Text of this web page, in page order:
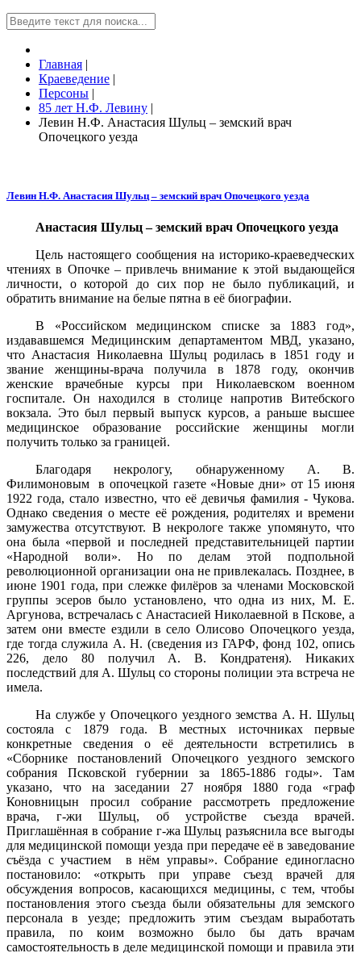
Главная |
Краеведение |
Персоны |
85 лет Н.Ф. Левину |
Левин Н.Ф. Анастасия Шульц – земский врач
Опочецкого уезда
Левин Н.Ф. Анастасия Шульц – земский врач Опочецкого уезда
Анастасия Шульц – земский врач Опочецкого уезда
Цель настоящего сообщения на историко-краеведческих
чтениях в Опочке – привлечь внимание к этой выдающейся
личности, о которой до сих пор не было публикаций, и
обратить внимание на белые пятна в её биографии.
В «Российском медицинском списке за 1883 год»,
издававшемся Медицинским департаментом МВД, указано,
что Анастасия Николаевна Шульц родилась в 1851 году и
звание женщины-врача получила в 1878 году, окончив
женские врачебные курсы при Николаевском военном
госпитале. Он находился в столице напротив Витебского
вокзала. Это был первый выпуск курсов, а раньше высшее
медицинское образование российские женщины могли
получить только за границей.
Благодаря некрологу, обнаруженному А. В.
Филимоновым в опочецкой газете «Новые дни» от 15 июня
1922 года, стало известно, что её девичья фамилия - Чукова.
Однако сведения о месте её рождения, родителях и времени
замужества отсутствуют. В некрологе также упомянуто, что
она была «первой и последней представительницей партии
«Народной воли». Но по делам этой подпольной
революционной организации она не привлекалась. Позднее, в
июне 1901 года, при слежке филёров за членами Московской
группы эсеров было установлено, что одна из них, М. Е.
Аргунова, встречалась с Анастасией Николаевной в Пскове, а
затем они вместе ездили в село Олисово Опочецкого уезда,
где тогда служила А. Н. (сведения из ГАРФ, фонд 102, опись
226, дело 80 получил А. В. Кондратеня). Никаких
последствий для А. Шульц со стороны полиции эта встреча не
имела.
На службе у Опочецкого уездного земства А. Н. Шульц
состояла с 1879 года. В местных источниках первые
конкретные сведения о её деятельности встретились в
«Сборнике постановлений Опочецкого уездного земского
собрания Псковской губернии за 1865-1886 годы». Там
указано, что на заседании 27 ноября 1880 года «граф
Коновницын просил собрание рассмотреть предложение
врача, г-жи Шульц, об устройстве съезда врачей.
Приглашённая в собрание г-жа Шульц разъяснила все выгоды
для медицинской помощи уезда при передаче её в заведование
съёзда с участием в нём управы». Собрание единогласно
постановило: «открыть при управе съезд врачей для
обсуждения вопросов, касающихся медицины, с тем, чтобы
постановления этого съезда были обязательны для земского
персонала в уезде; предложить этим съездам выработать
правила, по коим возможно было бы дать врачам
самостоятельность в деле медицинской помощи и правила эти